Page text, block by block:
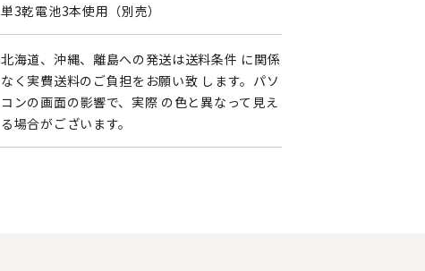
単3乾電池3本使用（別売）
北海道、沖縄、離島への発送は送料条件 に関係
なく実費送料のご負担をお願い致 します。パソ
コンの画面の影響で、実際 の色と異なって見え
る場合がございます。